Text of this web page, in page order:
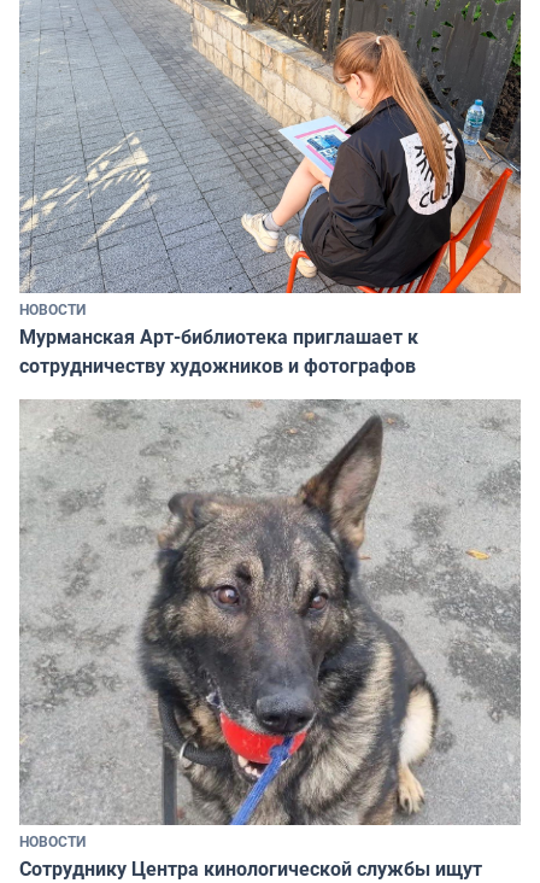
НОВОСТИ
Мурманская Арт-библиотека приглашает к
сотрудничеству художников и фотографов
НОВОСТИ
Сотруднику Центра кинологической службы ищут